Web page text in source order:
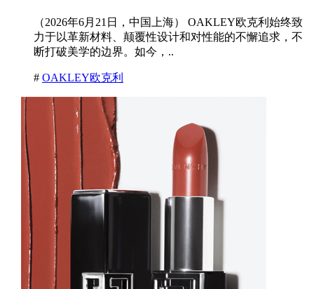
（2026年6月21日，中国上海） OAKLEY欧克利始终致
力于以革新材料、颠覆性设计和对性能的不懈追求，不
断打破美学的边界。如今，..
# OAKLEY欧克利